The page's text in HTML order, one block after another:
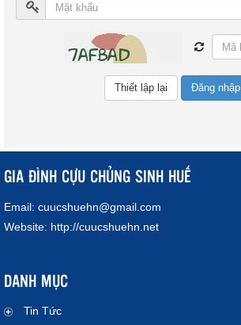
Đăng nhập
GIA ĐÌNH CỰU CHỦNG SINH HUẾ
Email: cuucshuehn@gmail.com
Website: http://cuucshuehn.net
DANH MỤC
Tin Tức